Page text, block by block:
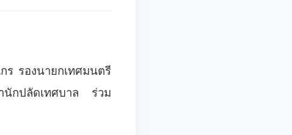
รองนายกเทศมนตรี
นักปลัดเทศบาล ร่วม